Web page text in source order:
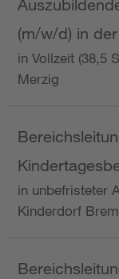
(m/w/d) in
in Vollzeit (38,5
Merzig
in unbefristeter
Kinderdorf